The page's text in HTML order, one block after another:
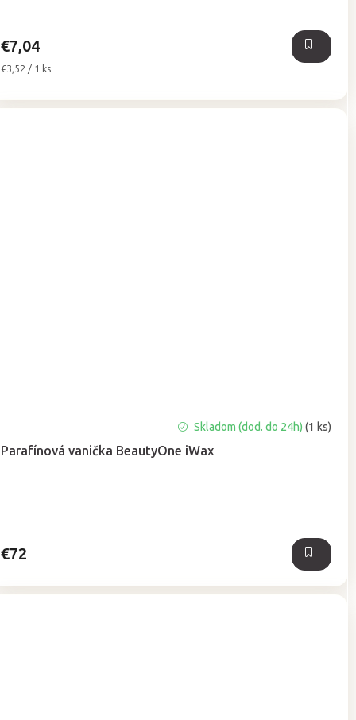
€7,04
Jednotková
€3,52 / 1 ks
Parafínová vanička BeautyOne iWax
hodnotenie
produktu
Skladom (dod. do 24h)(1 ks)
€72